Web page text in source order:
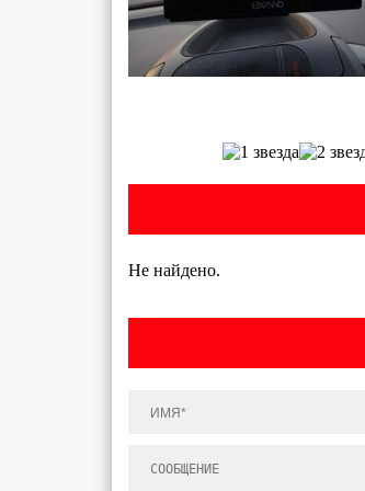
Не найдено.